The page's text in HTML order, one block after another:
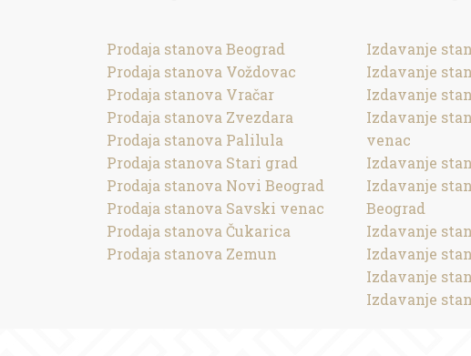
Prodaja stanova Beograd
Prodaja stanova Voždovac
Prodaja stanova Vračar
Prodaja stanova Zvezdara
Prodaja stanova Palilula
Prodaja stanova Stari grad
Prodaja stanova Novi Beograd
Prodaja stanova Savski venac
Prodaja stanova Čukarica
Prodaja stanova Zemun
Izdavanje
Izdavanje
Izdavanje
Izdavanje
venac
Izdavanje
Izdavanje
Beograd
Izdavanje
Izdavanje
Izdavanje
Izdavanje